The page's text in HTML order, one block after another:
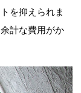
を抑えられま
計な費用がか